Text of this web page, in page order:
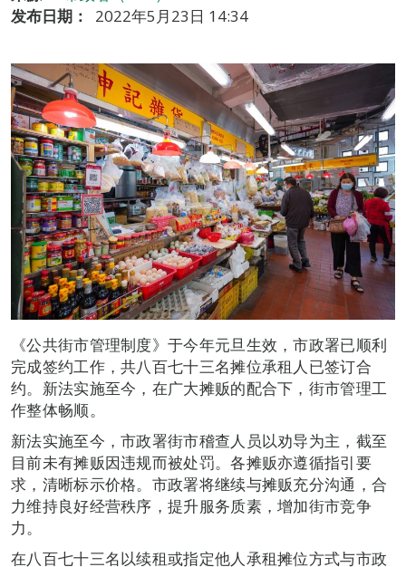
发布日期：
2022年5月23日 14:34
《公共街市管理制度》于今年元旦生效，市政署已顺利
完成签约工作，共八百七十三名摊位承租人已签订合
约。新法实施至今，在广大摊贩的配合下，街市管理工
作整体畅顺。
新法实施至今，市政署街市稽查人员以劝导为主，截至
目前未有摊贩因违规而被处罚。各摊贩亦遵循指引要
求，清晰标示价格。市政署将继续与摊贩充分沟通，合
力维持良好经营秩序，提升服务质素，增加街市竞争
力。
在八百七十三名以续租或指定他人承租摊位方式与市政